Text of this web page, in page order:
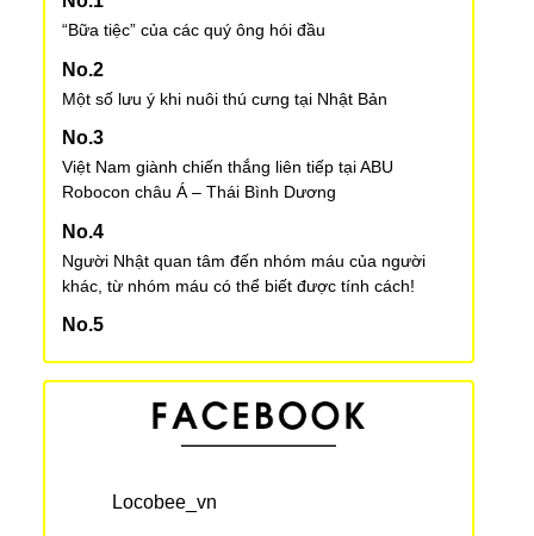
“Bữa tiệc” của các quý ông hói đầu
Một số lưu ý khi nuôi thú cưng tại Nhật Bản
Việt Nam giành chiến thắng liên tiếp tại ABU
Robocon châu Á – Thái Bình Dương
Người Nhật quan tâm đến nhóm máu của người
khác, từ nhóm máu có thể biết được tính cách!
giới
Văn hoá công sở: Những nguyên tắc cơ bản về
Locobee_vn